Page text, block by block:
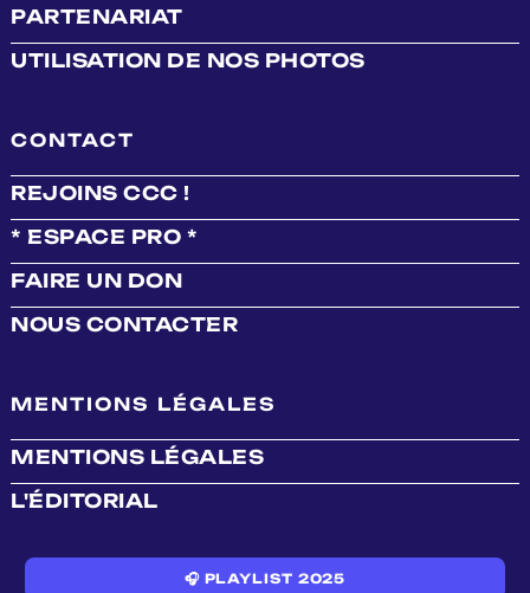
PARTENARIAT
UTILISATION DE NOS PHOTOS
CONTACT
REJOINS CCC !
* ESPACE PRO *
FAIRE UN DON
NOUS CONTACTER
MENTIONS LÉGALES
MENTIONS LÉGALES
L'ÉDITORIAL
🎧 PLAYLIST 2025